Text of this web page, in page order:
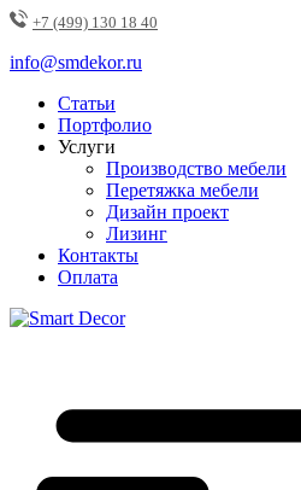
+7 (499) 130 18 40
info@smdekor.ru
Статьи
Портфолио
Услуги
Производство мебели
Перетяжка мебели
Дизайн проект
Лизинг
Контакты
Оплата